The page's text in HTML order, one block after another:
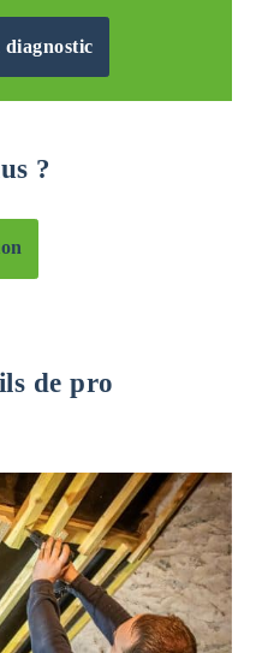
?
de pro